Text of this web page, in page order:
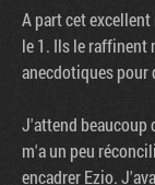
A part cet
le 1. Ils le raffinent
anecdotiques pour
J'attend beaucoup
m'a un peu
encadrer Ezio.